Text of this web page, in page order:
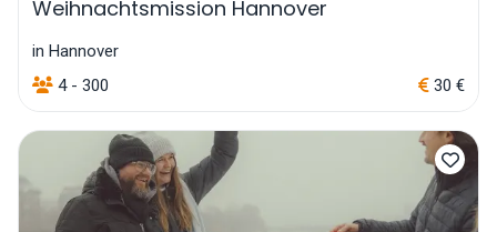
Weihnachtsmission Hannover
in Hannover
4 - 300
30 €